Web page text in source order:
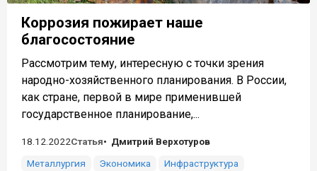
Коррозия пожирает наше
благосостояние
Рассмотрим тему, интересную с точки зрения
народно-хозяйственного планирования. В России,
как стране, первой в мире применившей
государственное планирование,...
18.12.2022Статья
Дмитрий Верхотуров
Металлургия
Экономика Инфраструктура